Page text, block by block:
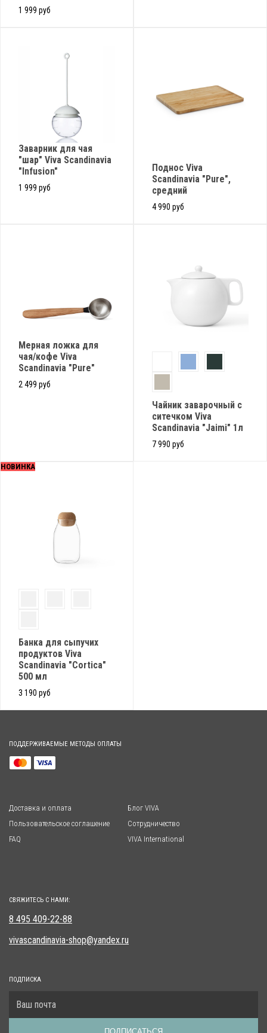
1 999 руб
Заварник для чая
"шар" Viva Scandinavia
"Infusion"
1 999 руб
Поднос Viva
Scandinavia "Pure",
средний
4 990 руб
Мерная ложка для
чая/кофе Viva
Scandinavia "Pure"
2 499 руб
Чайник заварочный с
ситечком Viva
Scandinavia "Jaimi" 1л
7 990 руб
НОВИНКА
Банка для сыпучих
продуктов Viva
Scandinavia "Cortica"
500 мл
3 190 руб
ПОДДЕРЖИВАЕМЫЕ МЕТОДЫ ОПЛАТЫ
Доставка и оплата
Пользовательское соглашение
FAQ
Блог VIVA
Сотрудничество
VIVA International
СВЯЖИТЕСЬ С НАМИ:
8 495 409-22-88
vivascandinavia-shop@yandex.ru
ПОДПИСКА